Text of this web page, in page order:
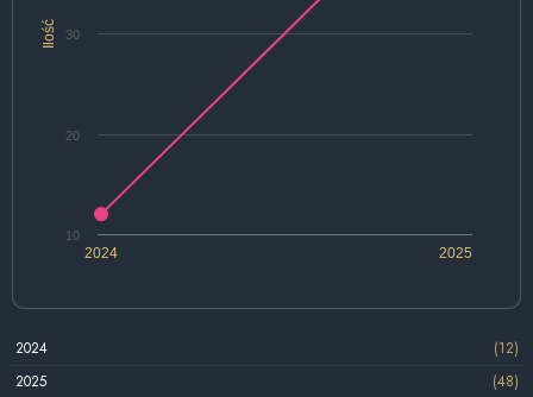
Ilość
2024 2025
10
20
30
2024
(12)
2025
(48)